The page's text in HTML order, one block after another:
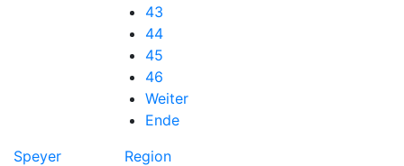
43
44
45
46
Weiter
Ende
Speyer
Region